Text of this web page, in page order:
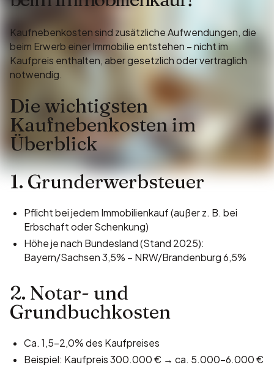
Kaufnebenkosten sind zusätzliche Aufwendungen, die
beim Erwerb einer Immobilie entstehen – nicht im
Kaufpreis enthalten, aber gesetzlich oder vertraglich
notwendig.
Die wichtigsten
Kaufnebenkosten im
Überblick
1. Grunderwerbsteuer
Pflicht bei jedem Immobilienkauf (außer z. B. bei
Erbschaft oder Schenkung)
Höhe je nach Bundesland (Stand 2025):
Bayern/Sachsen 3,5% – NRW/Brandenburg 6,5%
2. Notar- und
Grundbuchkosten
Ca. 1,5–2,0% des Kaufpreises
Beispiel: Kaufpreis 300.000 € → ca. 5.000–6.000 €